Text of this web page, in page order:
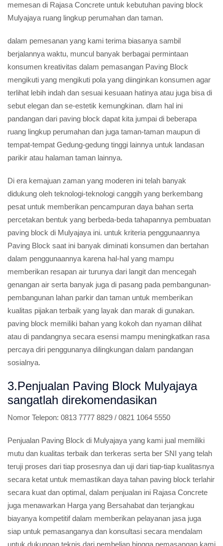
memesan di Rajasa Concrete untuk kebutuhan paving block
Mulyajaya ruang lingkup perumahan dan taman.
dalam pemesanan yang kami terima biasanya sambil
berjalannya waktu, muncul banyak berbagai permintaan
konsumen kreativitas dalam pemasangan Paving Block
mengikuti yang mengikuti pola yang diinginkan konsumen agar
terlihat lebih indah dan sesuai kesuaan hatinya atau juga bisa di
sebut elegan dan se-estetik kemungkinan. dlam hal ini
pandangan dari paving block dapat kita jumpai di beberapa
ruang lingkup perumahan dan juga taman-taman maupun di
tempat-tempat Gedung-gedung tinggi lainnya untuk landasan
parikir atau halaman taman lainnya.
Di era kemajuan zaman yang moderen ini telah banyak
didukung oleh teknologi-teknologi canggih yang berkembang
pesat untuk memberikan pencampuran daya bahan serta
percetakan bentuk yang berbeda-beda tahapannya pembuatan
paving block di Mulyajaya ini. untuk kriteria penggunaannya
Paving Block saat ini banyak diminati konsumen dan bertahan
dalam penggunaannya karena hal-hal yang mampu
memberikan resapan air turunya dari langit dan mencegah
genangan air serta banyak juga di pasang pada pembangunan-
pembangunan lahan parkir dan taman untuk memberikan
kualitas pijakan terbaik yang layak dan marak di gunakan.
paving block memiliki bahan yang kokoh dan nyaman dilihat
atau di pandangnya secara esensi mampu meningkatkan rasa
percaya diri penggunanya dilingkungan dalam pandangan
sosialnya.
3.Penjualan Paving Block Mulyajaya
sangatlah direkomendasikan
Nomor Telepon: 0813 7777 8829 / 0821 1064 5550
Penjualan Paving Block di Mulyajaya yang kami jual memiliki
mutu dan kualitas terbaik dan terkeras serta ber SNI yang telah
teruji proses dari tiap prosesnya dan uji dari tiap-tiap kualitasnya
secara ketat untuk memastikan daya tahan paving block terlahir
secara kuat dan optimal, dalam penjualan ini Rajasa Concrete
juga menawarkan Harga yang Bersahabat dan terjangkau
biayanya kompetitif dalam memberikan pelayanan jasa juga
siap untuk pemasanganya dan konsultasi secara mendalam
untuk dukungan teknis dari pembelian hingga pemasangan kami